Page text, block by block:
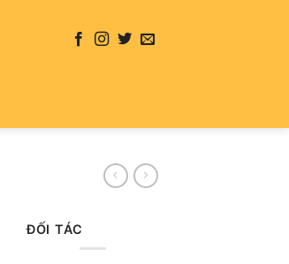
ĐỐI TÁC